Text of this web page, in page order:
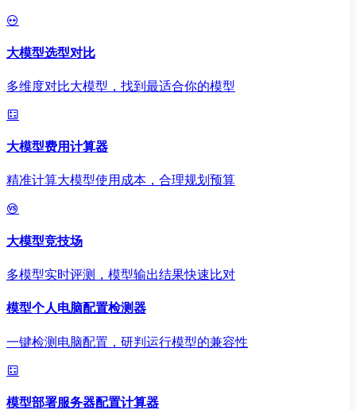
大模型选型对比
多维度对比大模型，找到最适合你的模型
大模型费用计算器
精准计算大模型使用成本，合理规划预算
大模型竞技场
多模型实时评测，模型输出结果快速比对
模型个人电脑配置检测器
一键检测电脑配置，研判运行模型的兼容性
模型部署服务器配置计算器